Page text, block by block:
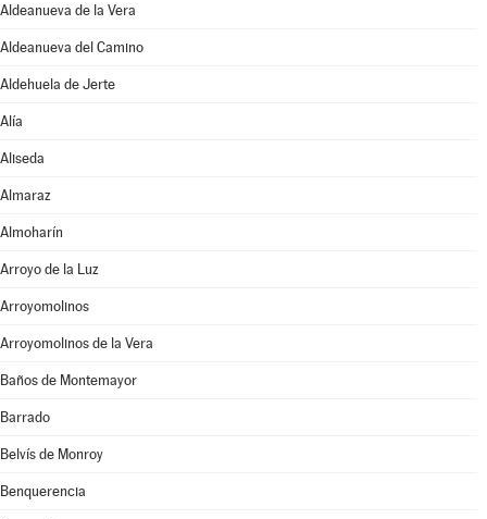
Aldeanueva de la Vera
Aldeanueva del Camino
Aldehuela de Jerte
Alía
Aliseda
Almaraz
Almoharín
Arroyo de la Luz
Arroyomolinos
Arroyomolinos de la Vera
Baños de Montemayor
Barrado
Belvís de Monroy
Benquerencia